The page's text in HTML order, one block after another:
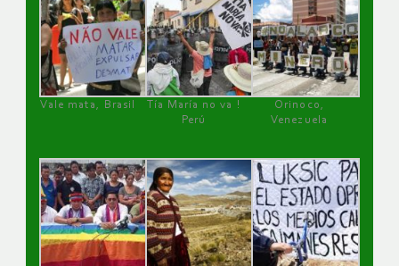
Vale mata, Brasil
Tía María no va !
Perú
Orinoco,
Venezuela